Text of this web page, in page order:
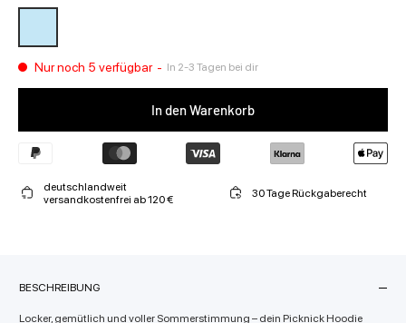
Nur noch 5 verfügbar - In 2-3 Tagen bei dir
In den Warenkorb
deutschlandweit
versandkostenfrei ab 120 €
30 Tage Rückgaberecht
BESCHREIBUNG
Locker, gemütlich und voller Sommerstimmung – dein Picknick Hoodie